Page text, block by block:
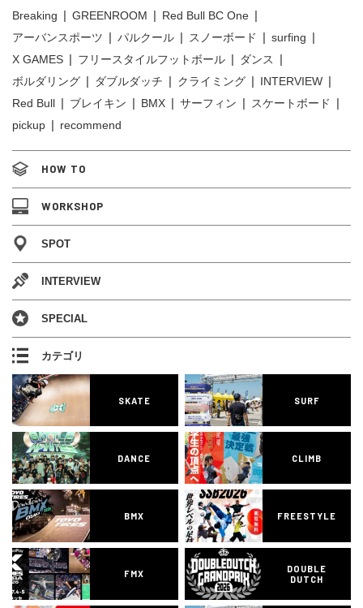
Breaking
GREENROOM
Red Bull BC One
アーバンスポーツ
パルクール スノーボード
surfing
X GAMES
フリースタイルフットボール
ダンス
ボルダリング
ダブルダッチ クライミング
INTERVIEW
Red Bull
ブレイキン BMX サーフィン
スケートボード
pickup
recommend
HOW TO
WORKSHOP
SPOT
INTERVIEW
SPECIAL
カテゴリ
SKATE SURF
DANCE CLIMB
BMX FREESTYLE
FMX
DOUBLE
DUTCH